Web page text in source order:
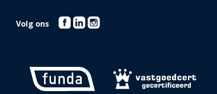
Volg ons